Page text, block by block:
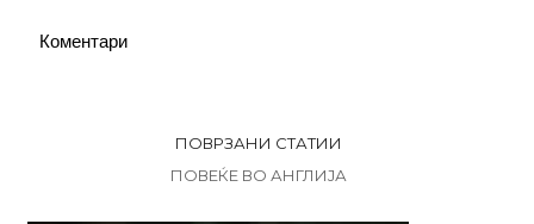
Коментари
ПОВРЗАНИ СТАТИИ
ПОВЕЌЕ ВО АНГЛИЈА